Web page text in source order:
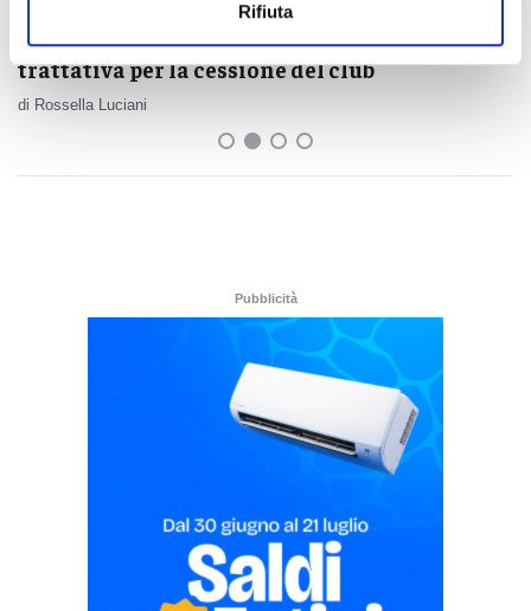
Rifiuta
Calcio Serie C - Samb, Massi smentisce
trattativa per la cessione del club
di Rossella Luciani
Pubblicità